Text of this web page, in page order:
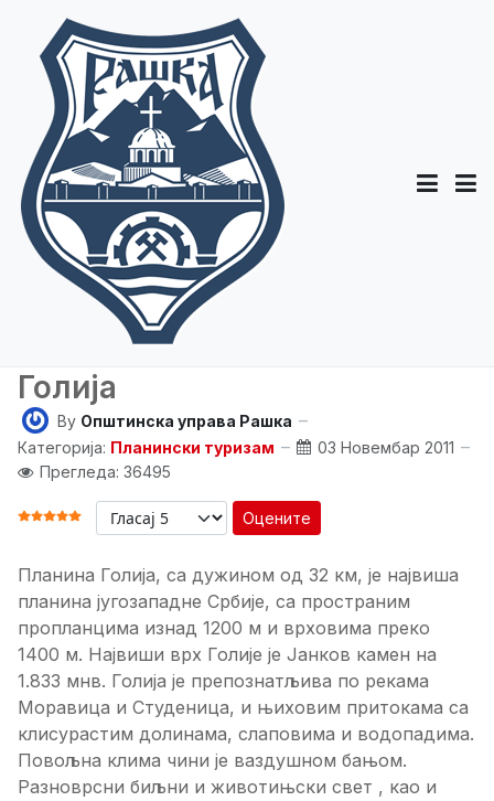
Голија
By Општинска управа Рашка
Категорија: Планински туризам
03 Новембар 2011
Прегледа: 36495
ОЦЕНА КОРИСНИКА: 5
Оцените
Планина Голија, са дужином од 32 км, је највиша
планина југозападне Србије, са пространим
пропланцима изнад 1200 м и врховима преко
1400 м. Највиши врх Голије је Јанков камен на
1.833 мнв. Голија је препознатљива по рекама
Моравица и Студеница, и њиховим притокама са
клисурастим долинама, слаповима и водопадима.
Повољна клима чини је ваздушном бањом.
Разноврсни биљни и животињски свет , као и